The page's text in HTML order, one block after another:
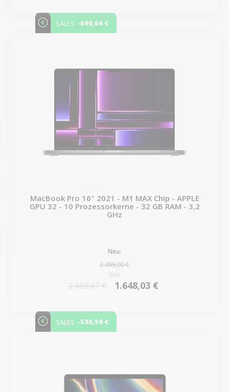
SALES -690,64 €
MacBook Pro 16" 2021 - M1 MAX Chip - APPLE
GPU 32 - 10 Prozessorkerne - 32 GB RAM - 3,2
GHz
Neu:
3.499,00 €
Von
2.338,67 € 1.648,03 €
SALES -530,59 €